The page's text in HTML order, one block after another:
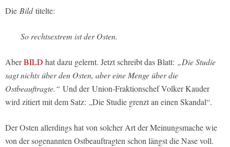
Die Bildtitelte:
So rechtsextrem ist der Osten.
AberBILD hat dazu gelernt. Jetzt schreibt das Blatt: „Die Studie
sagt nichts über den Osten, aber eine Menge über die
Ostbeauftragte.“ Und der Union-Fraktionschef Volker Kauder
wird zitiert mit dem Satz: „Die Studie grenzt an einen Skandal“.
Der Osten allerdings hat von solcher Art der Meinungsmache wie
von der sogenannten Ostbeauftragten schon längst die Nase voll.